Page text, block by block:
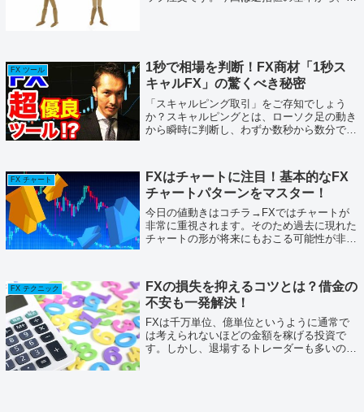
FX ツール
1秒で相場を判断！FX商材「1秒ス
キャルFX」の驚くべき秘密
「スキャルピング取引」をご存知でしょう
か？スキャルピングとは、ローソク足の動き
から瞬時に判断し、わずか数秒から数分で決
判断する分析を「プライスアクション」と呼
びま...
FX チャート
FXはチャートに注目！基本的なFX
チャートパターンをマスター！
今日の値動きはコチラ→FXではチャートが
非常に重視されます。そのため過去に現れた
チャートの形が将来にもおこる可能性が非常
ンドは続いていくかも、ここで反転する可
能...
FX テクニック
FXの損失を抑えるコツとは？借金の
不安も一発解決！
FXは千万単位、億単位というように通常で
は考えられないほどの金額を稼げる投資で
す。しかし、退場するトレーダーも多いのが